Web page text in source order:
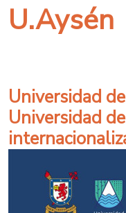
U.Aysén
Universidad
Universidad